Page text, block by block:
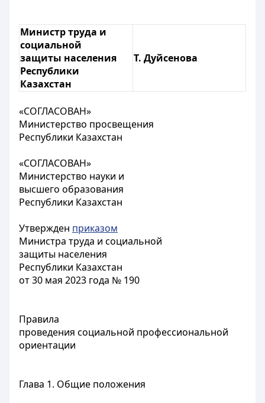
Министр труда и
социальной
защиты населения
Республики
Казахстан
Т. Дуйсенова
«СОГЛАСОВАН»
Министерство просвещения
Республики Казахстан
«СОГЛАСОВАН»
Министерство науки и
высшего образования
Республики Казахстан
Утвержден приказом
Министра труда и социальной
защиты населения
Республики Казахстан
от 30 мая 2023 года № 190
Правила
проведения социальной профессиональной
ориентации
Глава 1. Общие положения